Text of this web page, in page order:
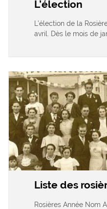
L’élection
L’élection de la
avril. Dès le mois de
Liste des
Rosières Année Nom